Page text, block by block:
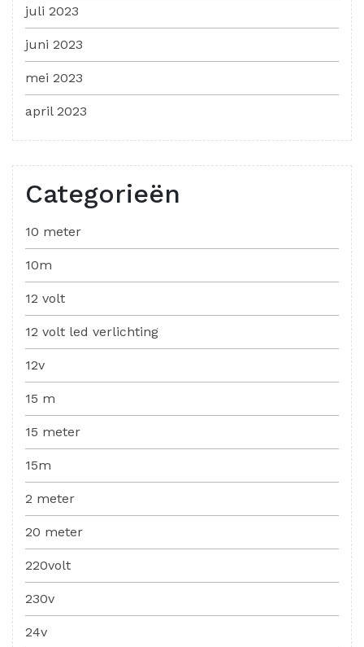
juli 2023
juni 2023
mei 2023
april 2023
Categorieën
10 meter
10m
12 volt
12 volt led verlichting
12v
15 m
15 meter
15m
2 meter
20 meter
220volt
230v
24v